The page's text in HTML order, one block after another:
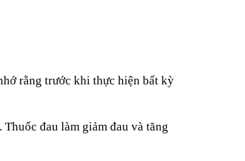
rằng trước khi thực hiện bất kỳ
đau làm giảm đau và tăng